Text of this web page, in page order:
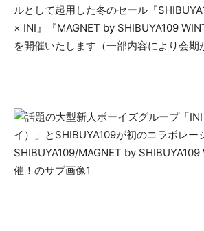
ルとして起用した冬のセール『
× INI』『MAGNET by SHIBUYA109
を開催いたします（一部内容により会期